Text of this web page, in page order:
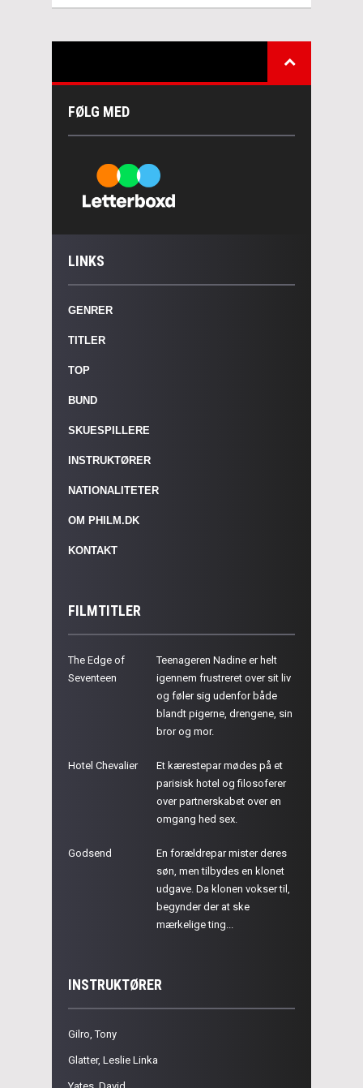
FØLG MED
LINKS
GENRER
TITLER
TOP
BUND
SKUESPILLERE
INSTRUKTØRER
NATIONALITETER
OM PHILM.DK
KONTAKT
FILMTITLER
The Edge of
Seventeen
Teenageren Nadine er helt
igennem frustreret over sit liv
og føler sig udenfor både
blandt pigerne, drengene, sin
bror og mor.
Hotel Chevalier
Et kærestepar mødes på et
parisisk hotel og filosoferer
over partnerskabet over en
omgang hed sex.
Godsend
En forældrepar mister deres
søn, men tilbydes en klonet
udgave. Da klonen vokser til,
begynder der at ske
mærkelige ting...
INSTRUKTØRER
Gilro, Tony
Glatter, Leslie Linka